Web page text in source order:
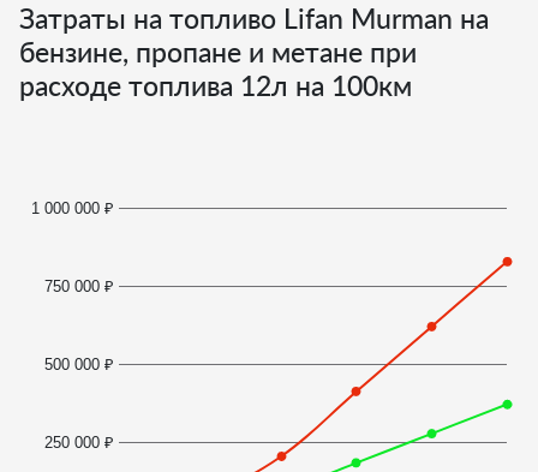
Затраты на топливо Lifan Murman на
бензине, пропане и метане при
расходе топлива 12л на 100км
1 000 000 ₽
250 000 ₽
500 000 ₽
750 000 ₽